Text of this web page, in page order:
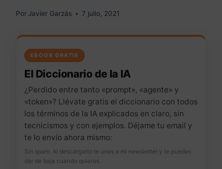
Por Javier Garzás 7 julio, 2021
EBOOK GRATIS
El Diccionario de la IA
¿Perdido entre tanto «prompt», «agente» y
«token»? Llévate gratis el diccionario con todos
los términos de la IA explicados en claro, sin
tecnicismos y con ejemplos. Déjame tu email y
te lo envío ahora mismo:
Sin spam. Al descargarlo te unes a mi newsletter y te puedes
dar de baja cuando quieras.